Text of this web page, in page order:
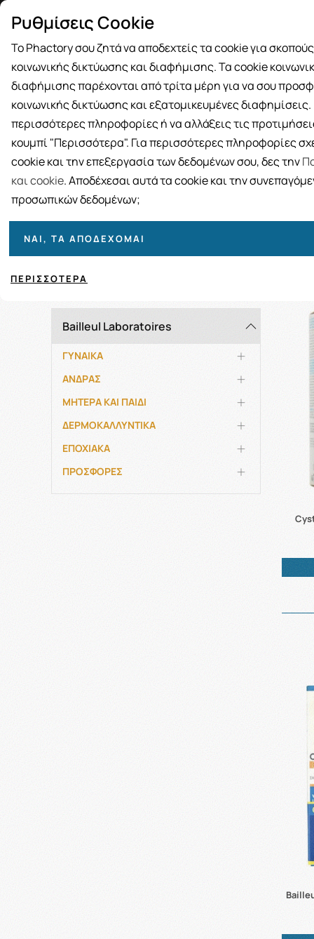
των 49€
BRANDS ΓΥΝΑΙΚΑ ΑΝΔΡΑΣ ΜΗΤΕΡΑ ΚΑΙ
Ταξινόμηση Προβολή
Bailleul Laboratoires
ΓΥΝΑΙΚΑ
ΑΝΔΡΑΣ
ΜΗΤΕΡΑ ΚΑΙ ΠΑΙΔΙ
ΔΕΡΜΟΚΑΛΛΥΝΤΙΚΑ
ΕΠΟΧΙΑΚΑ
ΠΡΟΣΦΟΡΕΣ
Ρυθμίσεις Cookie
Το Phactory σου ζητά να αποδεχτείς τα cookie για
κοινωνικής δικτύωσης και διαφήμισης. Τα cookie
διαφήμισης παρέχονται από τρίτα μέρη για να σου
κοινωνικής δικτύωσης και εξατομικευμένες διαφημίσεις.
περισσότερες πληροφορίες ή να αλλάξεις τις
κουμπί "Περισσότερα". Για περισσότερες πληροφορίες
cookie και την επεξεργασία των δεδομένων σου, δες την
και cookie. Αποδέχεσαι αυτά τα cookie και την
προσωπικών δεδομένων;
ΝΑΙ, ΤΑ ΑΠΟΔΈΧΟΜΑΙ
ΠΕΡΙΣΣΌΤΕΡΑ